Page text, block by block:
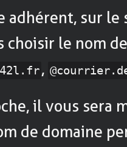
adhérent, sur le
choisir le nom
,
il vous sera
de domaine